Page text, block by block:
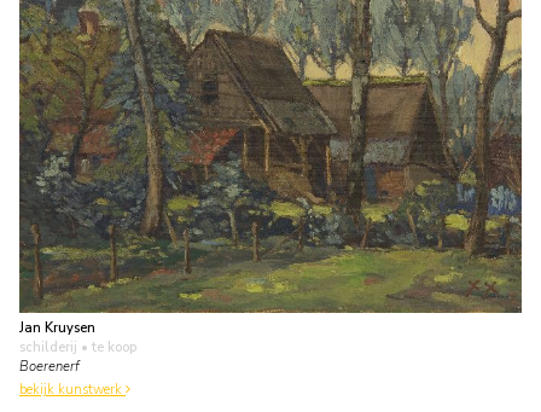
Jan Kruysen
schilderij • te koop
Boerenerf
bekijk kunstwerk